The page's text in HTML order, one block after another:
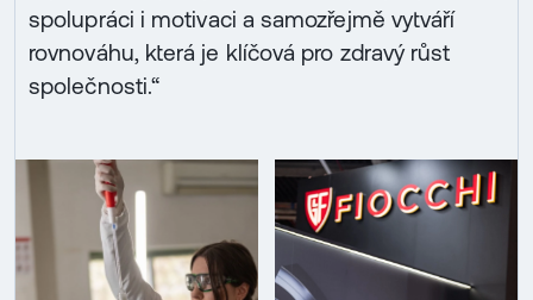
spolupráci i motivaci a samozřejmě vytváří
rovnováhu, která je klíčová pro zdravý růst
společnosti.“